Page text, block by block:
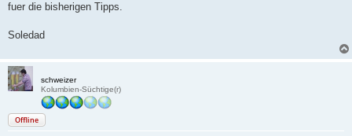
fuer die bisherigen Tipps.
Soledad
schweizer
Kolumbien-Süchtige(r)
Offline